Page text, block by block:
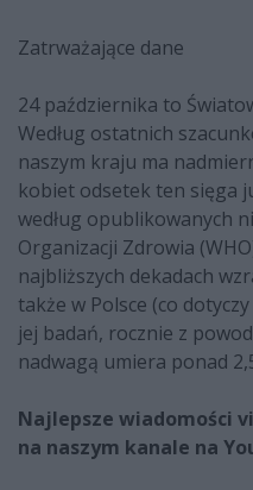
Zatrważające dane
24 października to
Według ostatnich
naszym kraju ma
kobiet odsetek ten sięga
według opublikowanych
Organizacji Zdrowia
najbliższych dekadach
także w Polsce (co dotyczy
jej badań, rocznie z
nadwagą umiera ponad
Najlepsze wiadomości
na naszym kanale na